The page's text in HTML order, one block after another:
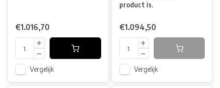
€1.016,70
Vergelijk
product is.
€1.094,50
Vergelijk